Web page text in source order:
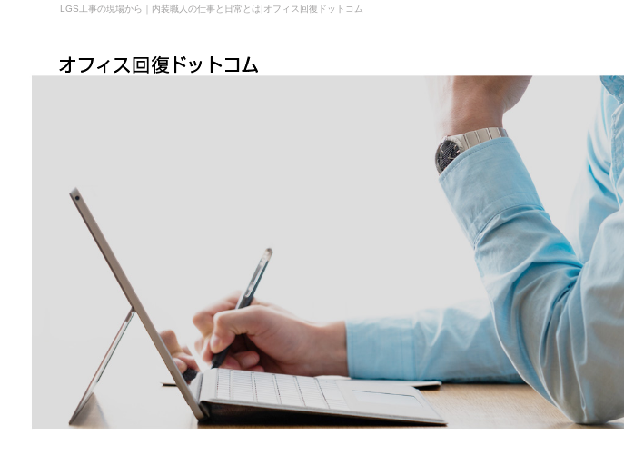
LGS工事の現場から｜内装職人の仕事と日常とは|オフィス回復ドットコム